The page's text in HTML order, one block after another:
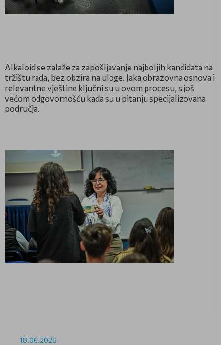
Alkaloid se zalaže za zapošljavanje najboljih kandidata na
tržištu rada, bez obzira na uloge. Jaka obrazovna osnova i
relevantne vještine ključni su u ovom procesu, s još
većom odgovornošću kada su u pitanju specijalizovana
područja.
18.06.2026